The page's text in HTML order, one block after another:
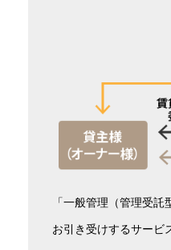
「一般管理（管理受
お引き受けするサービ